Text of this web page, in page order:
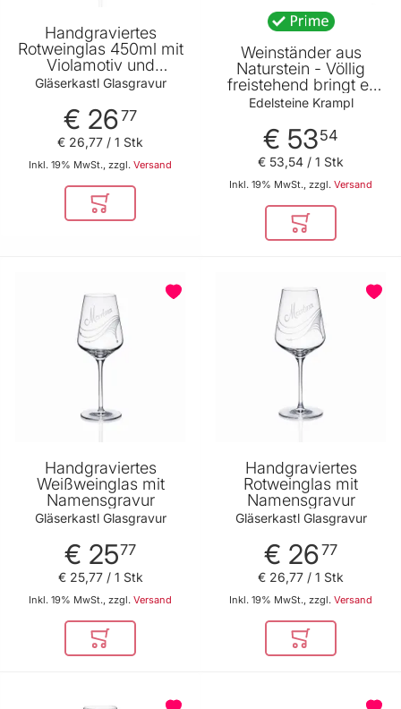
Handgraviertes
Rotweinglas 450ml mit
Violamotiv und
Namensgravur
Gläserkastl Glasgravur
€ 2677
Inkl. 19% MwSt., zzgl. Versand
€ 26,77 / 1 Stk
In den Warenkorb
Weinständer aus
Naturstein - Völlig
freistehend bringt er
jede Weinflasche zum
Dekor und eine
wunderbare
Geschenkidee von
Edelsteine Krampl
Edelsteine Krampl
€ 5354
Inkl. 19% MwSt., zzgl. Versand
€ 53,54 / 1 Stk
In den
Handgraviertes
Weißweinglas mit
Namensgravur
Gläserkastl Glasgravur
€ 2577
Inkl. 19% MwSt., zzgl. Versand
€ 25,77/ 1 Stk
In den Warenkorb
Handgraviertes
Rotweinglas mit
Namensgravur
Gläserkastl Glasgravur
€ 2677
Inkl. 19% MwSt., zzgl. Versand
€ 26,77 / 1 Stk
In den